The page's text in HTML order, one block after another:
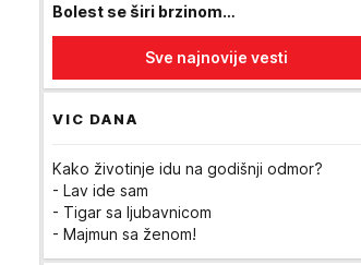
Bolest se širi brzinom
svetlosti
Sve najnovije vesti
VIC DANA
Kako životinje idu na godišnji odmor?
- Lav ide sam
- Tigar sa ljubavnicom
- Majmun sa ženom!